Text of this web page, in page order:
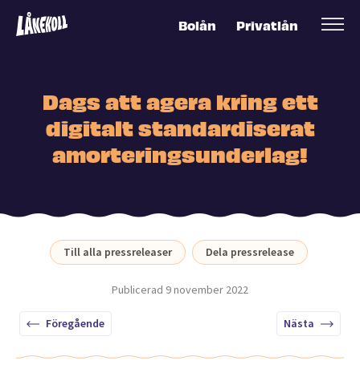
Bolån Privatlån
Dags att agera kring ett
digitalt standardiserat
amorteringsunderlag!
Till alla pressreleaser Dela pressrelease
Publicerad 9 november 2022
Föregående Nästa